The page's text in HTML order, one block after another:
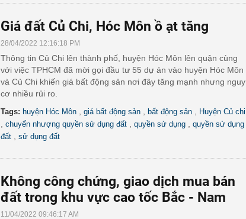
Giá đất Củ Chi, Hóc Môn ồ ạt tăng
28/04/2022 12:16:18 PM
Thông tin Củ Chi lên thành phố, huyện Hóc Môn lên quận cùng
với việc TPHCM đã mời gọi đầu tư 55 dự án vào huyện Hóc Môn
và Củ Chi khiến giá bất động sản nơi đây tăng mạnh nhưng nguy
cơ nhiều rủi ro.
Tags: huyện Hóc Môn giá bất động sản bất động sản Huyện Củ chi
chuyển nhượng quyền sử dụng đất quyền sử dụng
quyền sử dụng
đất
sử dụng đất
Không công chứng, giao dịch mua bán
đất trong khu vực cao tốc Bắc - Nam
11/04/2022 09:46:17 AM